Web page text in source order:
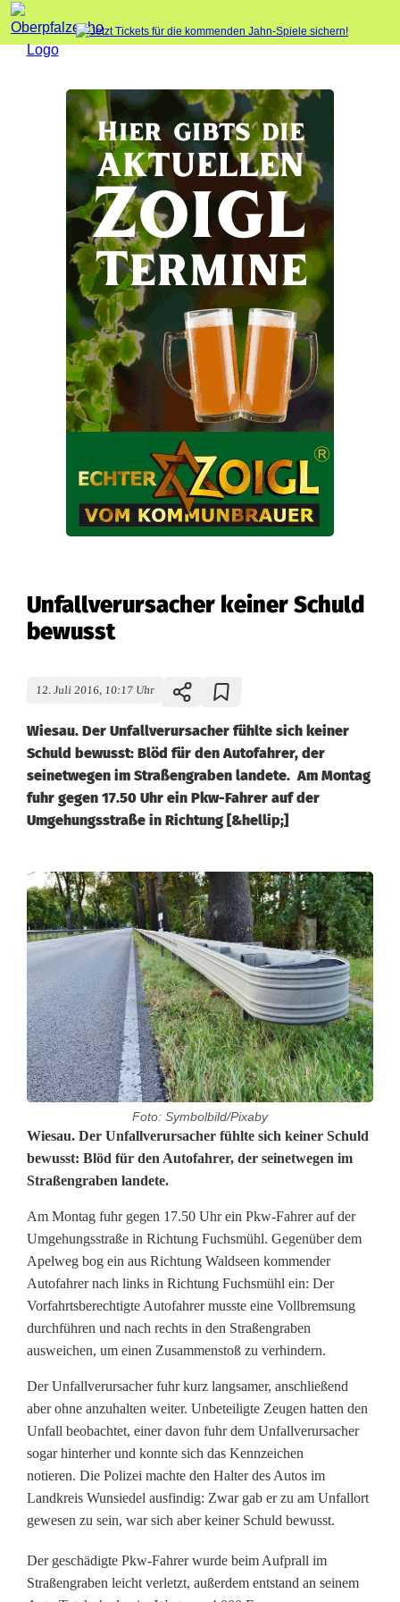
Unfallverursacher keiner Schuld
bewusst
12. Juli 2016, 10:17 Uhr
Wiesau. Der Unfallverursacher fühlte sich keiner
Schuld bewusst: Blöd für den Autofahrer, der
seinetwegen im Straßengraben landete. Am Montag
fuhr gegen 17.50 Uhr ein Pkw-Fahrer auf der
Umgehungsstraße in Richtung [&hellip;]
Foto: Symbolbild/Pixaby
U
n
f
a
l
l
v
e
r
u
r
s
c
Wiesau. Der Unfallverursacher fühlte sich keiner Schuld
bewusst: Blöd für den Autofahrer, der seinetwegen im
Straßengraben landete.
Am Montag fuhr gegen 17.50 Uhr ein Pkw-Fahrer auf der
Umgehungsstraße in Richtung Fuchsmühl. Gegenüber dem
Apelweg bog ein aus Richtung Waldseen kommender
Autofahrer nach links in Richtung Fuchsmühl ein: Der
Vorfahrtsberechtigte Autofahrer musste eine Vollbremsung
durchführen und nach rechts in den Straßengraben
ausweichen, um einen Zusammenstoß zu verhindern.
Der Unfallverursacher fuhr kurz langsamer, anschließend
aber ohne anzuhalten weiter. Unbeteiligte Zeugen hatten den
Unfall beobachtet, einer davon fuhr dem Unfallverursacher
sogar hinterher und konnte sich das Kennzeichen
notieren. Die Polizei machte den Halter des Autos im
Landkreis Wunsiedel ausfindig: Zwar gab er zu am Unfallort
gewesen zu sein, war sich aber keiner Schuld bewusst.
Der geschädigte Pkw-Fahrer wurde beim Aufprall im
Straßengraben leicht verletzt, außerdem entstand an seinem